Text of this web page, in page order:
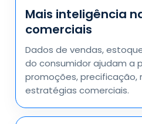
Mais inteligência
comerciais
Dados de vendas,
do consumidor ajudam a
promoções, precificação,
estratégias comerciais.